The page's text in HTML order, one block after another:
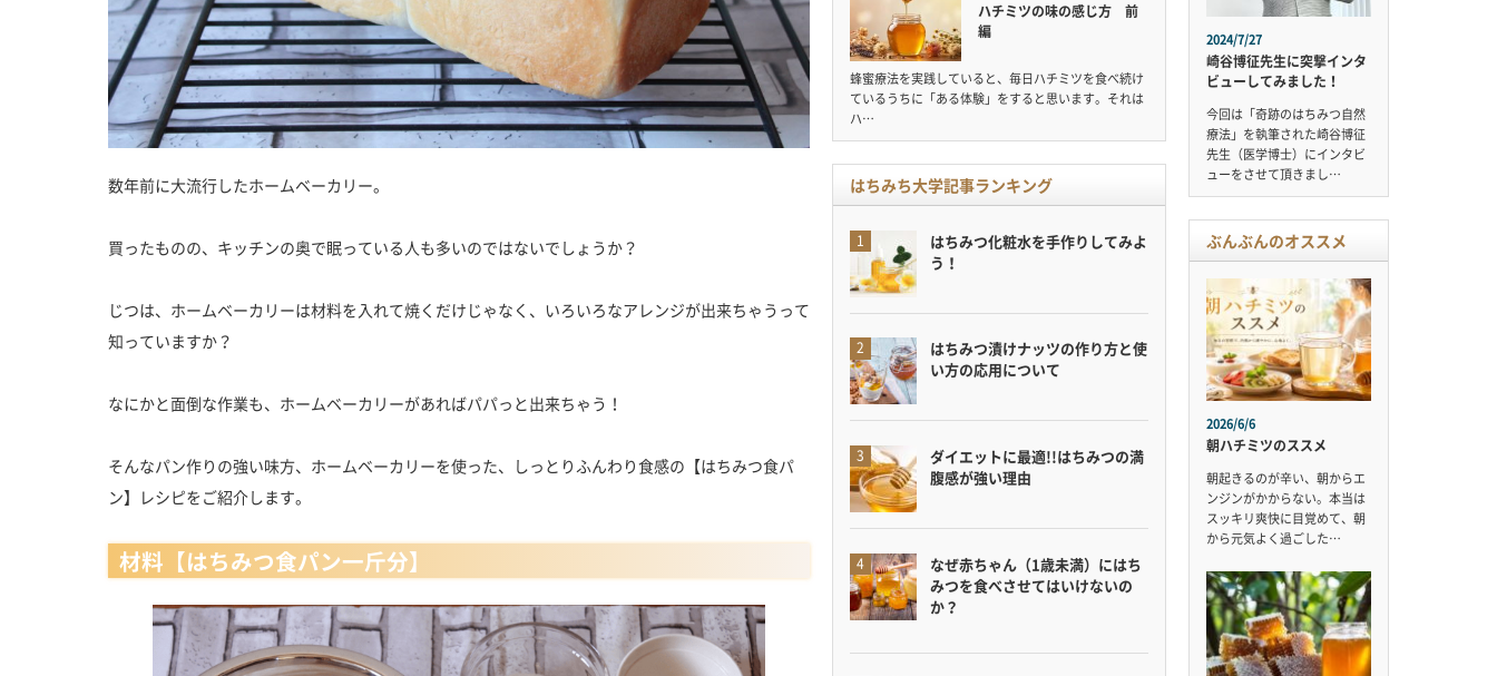
数年前に大流行したホームベーカリー。
買ったものの、キッチンの奥で眠っている人も多いのではないでしょうか？
じつは、ホームベーカリーは材料を入れて焼くだけじゃなく、いろいろなアレンジが出来ちゃうって
知っていますか？
なにかと面倒な作業も、ホームベーカリーがあればパパっと出来ちゃう！
そんなパン作りの強い味方、ホームベーカリーを使った、しっとりふんわり食感の【はちみつ食パ
ン】レシピをご紹介します。
材料【はちみつ食パン一斤分】
ハチミツの味の感じ方 前
編
蜂蜜療法を実践していると、毎日ハチミツを食べ続け
ているうちに「ある体験」をすると思います。それは
ハ…
はちみち大学記事ランキング
はちみつ化粧水を手作りしてみよ
う！
はちみつ漬けナッツの作り方と使
い方の応用について
ダイエットに最適!!はちみつの満
腹感が強い理由
なぜ赤ちゃん（1歳未満）にはち
みつを食べさせてはいけないの
か？
2024/7/27
崎谷博征先生に突撃インタ
ビューしてみました！
今回は「奇跡のはちみつ自然
療法」を執筆された崎谷博征
先生（医学博士）にインタビ
ューをさせて頂きまし…
ぶんぶんのオススメ
2026/6/6
朝ハチミツのススメ
朝起きるのが辛い、朝からエ
ンジンがかからない。本当は
スッキリ爽快に目覚めて、朝
から元気よく過ごした…